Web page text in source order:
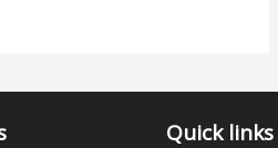
Quick links